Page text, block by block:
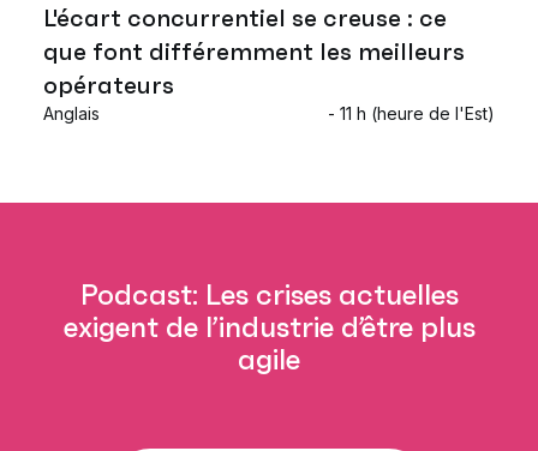
L'écart concurrentiel se creuse : ce
que font différemment les meilleurs
opérateurs
Anglais - 11 h (heure de l'Est)
Podcast: Les crises actuelles
exigent de l’industrie d’être plus
agile